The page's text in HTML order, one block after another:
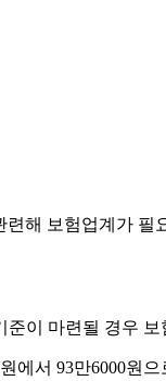
해 보험업계가 필
이 마련될 경우
에서 93만6000원으